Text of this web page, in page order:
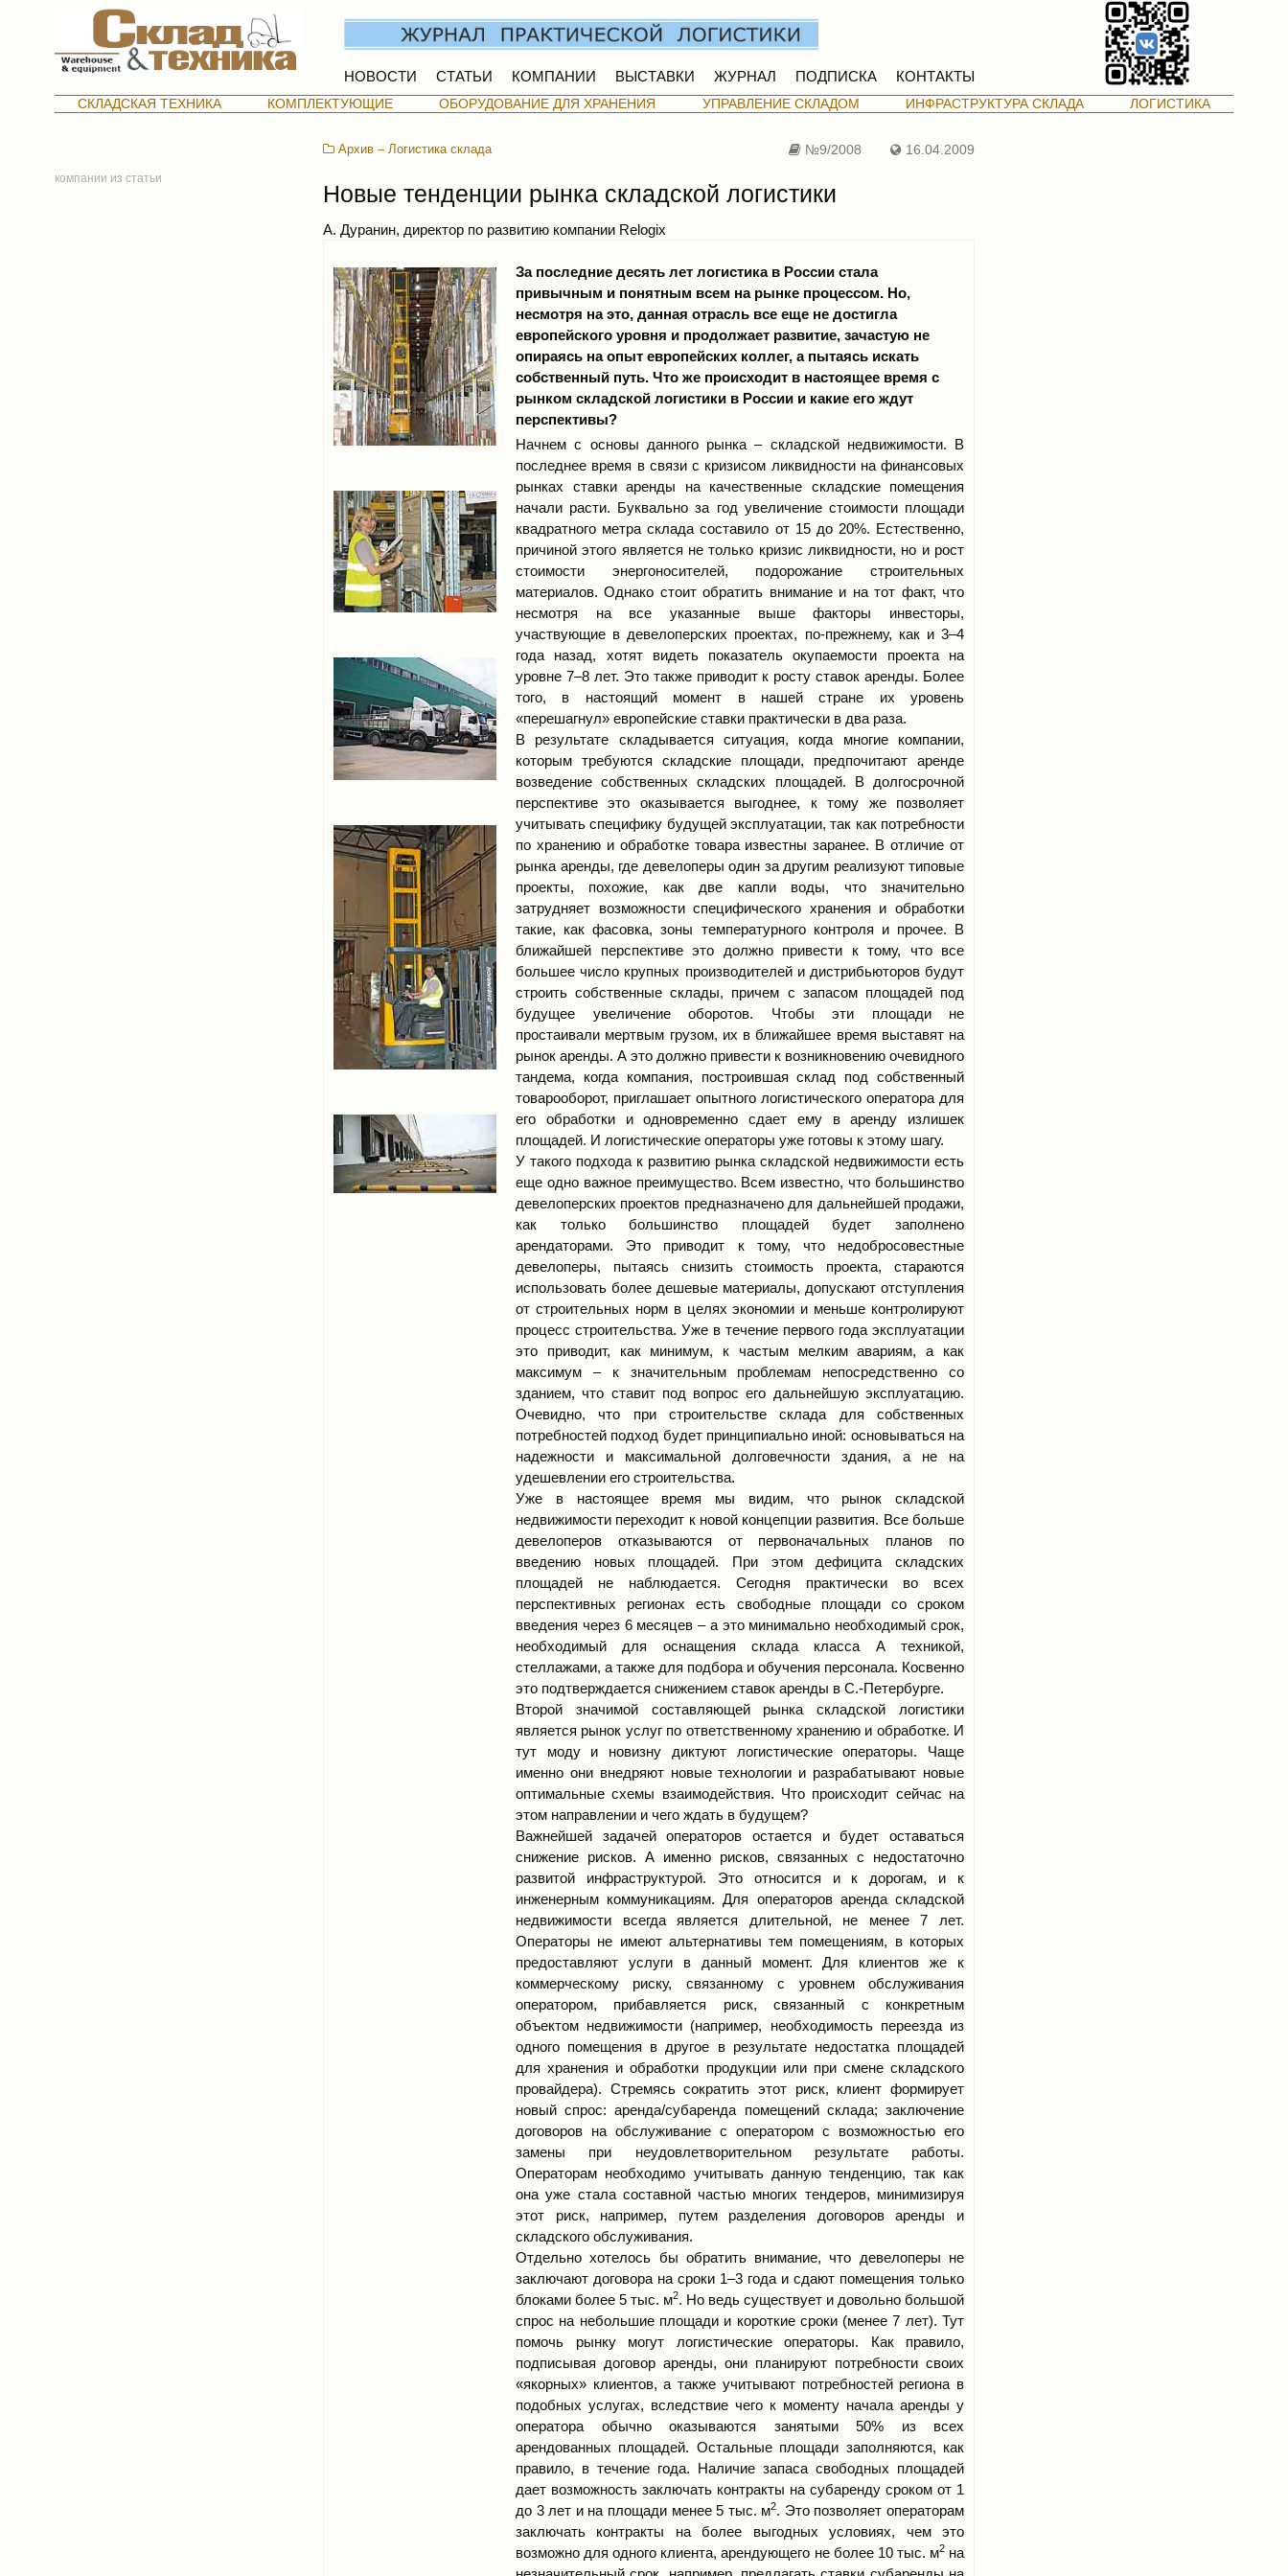
НОВОСТИ СТАТЬИ КОМПАНИИ ВЫСТАВКИ ЖУРНАЛ ПОДПИСКА КОНТАКТЫ
СКЛАДСКАЯ ТЕХНИКА КОМПЛЕКТУЮЩИЕ ОБОРУДОВАНИЕ ДЛЯ ХРАНЕНИЯ УПРАВЛЕНИЕ СКЛАДОМ ИНФРАСТРУКТУРА СКЛАДА ЛОГИСТИКА
компании из статьи
Архив – Логистика склада №9/2008 16.04.2009
Новые тенденции рынка складской логистики
А. Дуранин, директор по развитию компании Relogix
За последние десять лет логистика в России стала
привычным и понятным всем на рынке процессом. Но,
несмотря на это, данная отрасль все еще не достигла
европейского уровня и продолжает развитие, зачастую не
опираясь на опыт европейских коллег, а пытаясь искать
собственный путь. Что же происходит в настоящее время с
рынком складской логистики в России и какие его ждут
перспективы?
Начнем с основы данного рынка – складской недвижимости. В
последнее время в связи с кризисом ликвидности на финансовых
рынках ставки аренды на качественные складские помещения
начали расти. Буквально за год увеличение стоимости площади
квадратного метра склада составило от 15 до 20%. Естественно,
причиной этого является не только кризис ликвидности, но и рост
стоимости энергоносителей, подорожание строительных
материалов. Однако стоит обратить внимание и на тот факт, что
несмотря на все указанные выше факторы инвесторы,
участвующие в девелоперских проектах, по-прежнему, как и 3–4
года назад, хотят видеть показатель окупаемости проекта на
уровне 7–8 лет. Это также приводит к росту ставок аренды. Более
того, в настоящий момент в нашей стране их уровень
«перешагнул» европейские ставки практически в два раза.
В результате складывается ситуация, когда многие компании,
которым требуются складские площади, предпочитают аренде
возведение собственных складских площадей. В долгосрочной
перспективе это оказывается выгоднее, к тому же позволяет
учитывать специфику будущей эксплуатации, так как потребности
по хранению и обработке товара известны заранее. В отличие от
рынка аренды, где девелоперы один за другим реализуют типовые
проекты, похожие, как две капли воды, что значительно
затрудняет возможности специфического хранения и обработки
такие, как фасовка, зоны температурного контроля и прочее. В
ближайшей перспективе это должно привести к тому, что все
большее число крупных производителей и дистрибьюторов будут
строить собственные склады, причем с запасом площадей под
будущее увеличение оборотов. Чтобы эти площади не
простаивали мертвым грузом, их в ближайшее время выставят на
рынок аренды. А это должно привести к возникновению очевидного
тандема, когда компания, построившая склад под собственный
товарооборот, приглашает опытного логистического оператора для
его обработки и одновременно сдает ему в аренду излишек
площадей. И логистические операторы уже готовы к этому шагу.
У такого подхода к развитию рынка складской недвижимости есть
еще одно важное преимущество. Всем известно, что большинство
девелоперских проектов предназначено для дальнейшей продажи,
как только большинство площадей будет заполнено
арендаторами. Это приводит к тому, что недобросовестные
девелоперы, пытаясь снизить стоимость проекта, стараются
использовать более дешевые материалы, допускают отступления
от строительных норм в целях экономии и меньше контролируют
процесс строительства. Уже в течение первого года эксплуатации
это приводит, как минимум, к частым мелким авариям, а как
максимум – к значительным проблемам непосредственно со
зданием, что ставит под вопрос его дальнейшую эксплуатацию.
Очевидно, что при строительстве склада для собственных
потребностей подход будет принципиально иной: основываться на
надежности и максимальной долговечности здания, а не на
удешевлении его строительства.
Уже в настоящее время мы видим, что рынок складской
недвижимости переходит к новой концепции развития. Все больше
девелоперов отказываются от первоначальных планов по
введению новых площадей. При этом дефицита складских
площадей не наблюдается. Сегодня практически во всех
перспективных регионах есть свободные площади со сроком
введения через 6 месяцев – а это минимально необходимый срок,
необходимый для оснащения склада класса А техникой,
стеллажами, а также для подбора и обучения персонала. Косвенно
это подтверждается снижением ставок аренды в С.-Петербурге.
Второй значимой составляющей рынка складской логистики
является рынок услуг по ответственному хранению и обработке. И
тут моду и новизну диктуют логистические операторы. Чаще
именно они внедряют новые технологии и разрабатывают новые
оптимальные схемы взаимодействия. Что происходит сейчас на
этом направлении и чего ждать в будущем?
Важнейшей задачей операторов остается и будет оставаться
снижение рисков. А именно рисков, связанных с недостаточно
развитой инфраструктурой. Это относится и к дорогам, и к
инженерным коммуникациям. Для операторов аренда складской
недвижимости всегда является длительной, не менее 7 лет.
Операторы не имеют альтернативы тем помещениям, в которых
предоставляют услуги в данный момент. Для клиентов же к
коммерческому риску, связанному с уровнем обслуживания
оператором, прибавляется риск, связанный с конкретным
объектом недвижимости (например, необходимость переезда из
одного помещения в другое в результате недостатка площадей
для хранения и обработки продукции или при смене складского
провайдера). Стремясь сократить этот риск, клиент формирует
новый спрос: аренда/субаренда помещений склада; заключение
договоров на обслуживание с оператором с возможностью его
замены при неудовлетворительном результате работы.
Операторам необходимо учитывать данную тенденцию, так как
она уже стала составной частью многих тендеров, минимизируя
этот риск, например, путем разделения договоров аренды и
складского обслуживания.
Отдельно хотелось бы обратить внимание, что девелоперы не
заключают договора на сроки 1–3 года и сдают помещения только
блоками более 5 тыс. м2. Но ведь существует и довольно большой
спрос на небольшие площади и короткие сроки (менее 7 лет). Тут
помочь рынку могут логистические операторы. Как правило,
подписывая договор аренды, они планируют потребности своих
«якорных» клиентов, а также учитывают потребностей региона в
подобных услугах, вследствие чего к моменту начала аренды у
оператора обычно оказываются занятыми 50% из всех
арендованных площадей. Остальные площади заполняются, как
правило, в течение года. Наличие запаса свободных площадей
дает возможность заключать контракты на субаренду сроком от 1
до 3 лет и на площади менее 5 тыс. м2. Это позволяет операторам
заключать контракты на более выгодных условиях, чем это
возможно для одного клиента, арендующего не более 10 тыс. м2на